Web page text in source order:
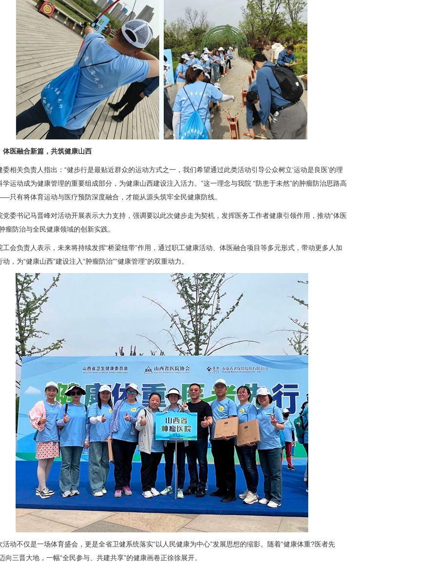
融合新篇，共筑健康山西
关负责人指出：“健步行是最贴近群众的运动方式之一，我们希望通过此类活动引导公众树立‘运动是良医’的理
学运动成为健康管理的重要组成部分，为健康山西建设注入活力。”这一理念与我院 “防患于未然”的肿瘤防治思路高
只有将体育运动与医疗预防深度融合，才能从源头筑牢全民健康防线。
书记马晋峰对活动开展表示大力支持，强调要以此次健步走为契机，发挥医务工作者健康引领作用，推动“体医
瘤防治与全民健康领域的创新实践。
工会负责人表示，未来将持续发挥“桥梁纽带”作用，通过职工健康活动、体医融合项目等多元形式，带动更多人加
，为“健康山西”建设注入“肿瘤防治”“健康管理”的双重动力。
不仅是一场体育盛会，更是全省卫健系统落实“以人民健康为中心”发展思想的缩影。随着“健康体重?医者先
向三晋大地，一幅“全民参与、共建共享”的健康画卷正徐徐展开。